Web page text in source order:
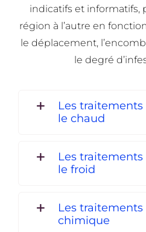
indicatifs et informatifs,
région à l’autre en
le déplacement,
le degré
Les
le chaud
Les
le froid
Les
chimique